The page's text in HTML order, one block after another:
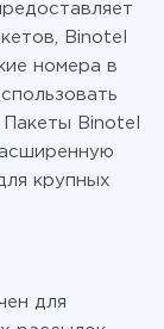
Binotel
номера в
Binotel
крупных
для